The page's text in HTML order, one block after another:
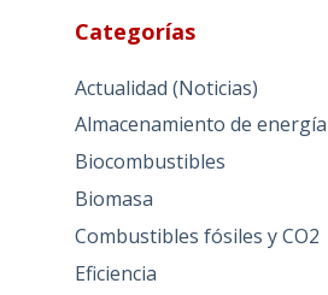
Categorías
Actualidad (Noticias)
Almacenamiento de energía
Biocombustibles
Biomasa
Combustibles fósiles y CO2
Eficiencia